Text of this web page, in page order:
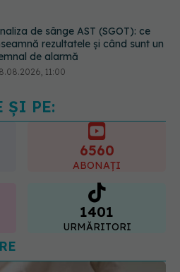
de autism la fete au
după pandemia de COVID-
ȘI PE:
6560
ABONAȚI
1401
URMĂRITORI